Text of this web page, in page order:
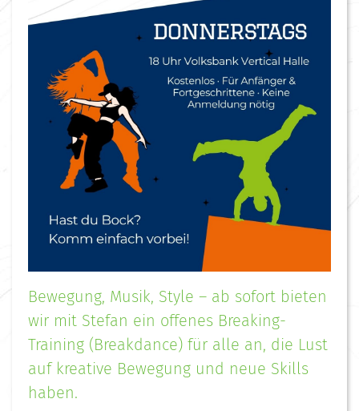
Bewegung, Musik, Style – ab sofort bieten
wir mit Stefan ein offenes Breaking-
Training (Breakdance) für alle an, die Lust
auf kreative Bewegung und neue Skills
haben.